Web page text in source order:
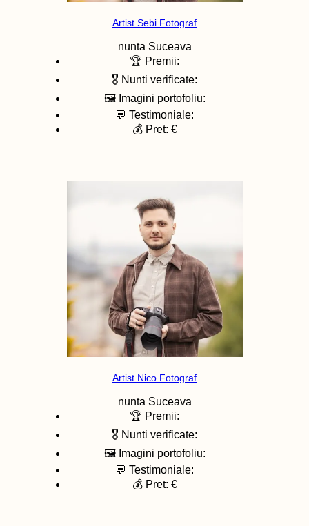
Artist Sebi Fotograf
nunta Suceava
🏆 Premii:
🎖️ Nunti verificate:
🖼️ Imagini portofoliu:
💬 Testimoniale:
💰 Pret: €
Artist Nico Fotograf
nunta Suceava
🏆 Premii:
🎖️ Nunti verificate:
🖼️ Imagini portofoliu:
💬 Testimoniale:
💰 Pret: €